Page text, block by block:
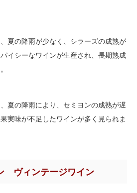
夏の降雨が少なく、シラーズの成熟が
イシーなワインが生産され、長期熟成
夏の降雨により、セミヨンの成熟が遅
実味が不足したワインが多く見られま
ヴィンテージワイン